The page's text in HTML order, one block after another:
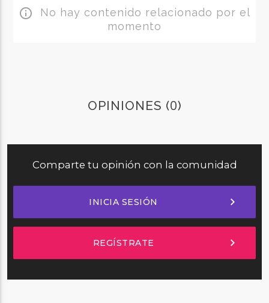
info_outline No hay contenido relacionado por el
momento
OPINIONES (0)
Comparte tu opinión con la comunidad
INICIA SESIÓN chevron_right
REGÍSTRATE chevron_right